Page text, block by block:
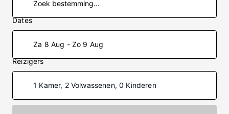
Dates
Za 8 Aug - Zo 9 Aug
Reizigers
1 Kamer, 2 Volwassenen, 0 Kinderen